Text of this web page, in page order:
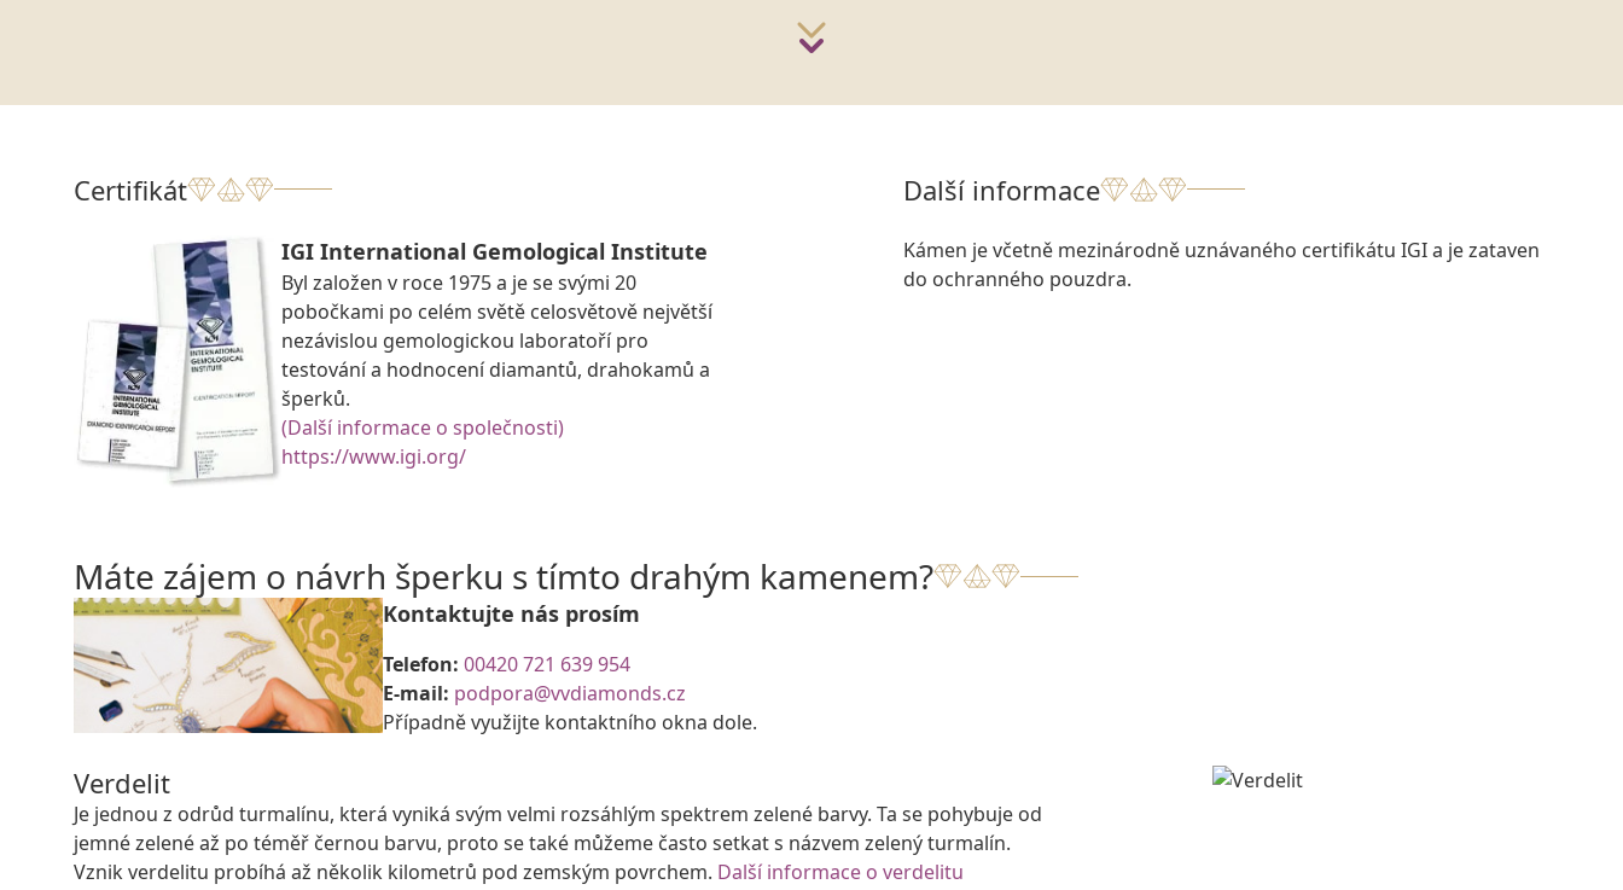
Certifikát
IGI International Gemological Institute
Byl založen v roce 1975 a je se svými 20
pobočkami po celém světě celosvětově největší
nezávislou gemologickou laboratoří pro
testování a hodnocení diamantů, drahokamů a
šperků.
(Další informace o společnosti)
https://www.igi.org/
Další informace
Kámen je včetně mezinárodně uznávaného certifikátu IGI a je zataven
do ochranného pouzdra.
Máte zájem o návrh šperku s tímto drahým kamenem?
Kontaktujte nás prosím
Telefon: 00420 721 639 954
E-mail: podpora@vvdiamonds.cz
Případně využijte kontaktního okna dole.
Verdelit
Je jednou z odrůd turmalínu, která vyniká svým velmi rozsáhlým spektrem zelené barvy. Ta se pohybuje od
jemné zelené až po téměř černou barvu, proto se také můžeme často setkat s názvem zelený turmalín.
Vznik verdelitu probíhá až několik kilometrů pod zemským povrchem. Další informace o verdelitu